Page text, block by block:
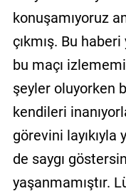
konuşamıyoruz
çıkmış. Bu
bu maçı
şeyler oluyorken
kendileri
görevini layıkıyla
de saygı
yaşanmamıştır.